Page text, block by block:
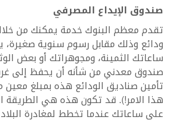
صندوق الإيداع المصرفي
تقدم معظم البنوك خدمة يمكنك من
ودائع وذلك مقابل رسوم سنوية صغيرة،
ساعاتك الثمينة، ومجوهراتك أو بعض
صندوق معدني من شأنه أن يحفظ إلى
تأمين صناديق الودائع هذه بمبلغ
هذا الامر!). قد تكون هذه هي الطريقة
على ساعاتك عندما تخطط لمغادرة